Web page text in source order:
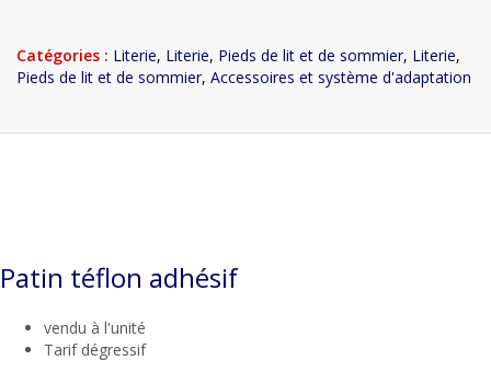
Catégories : Literie, Literie, Pieds de lit et de sommier, Literie,
Pieds de lit et de sommier, Accessoires et système d'adaptation
Patin téflon adhésif
vendu à l'unité
Tarif dégressif